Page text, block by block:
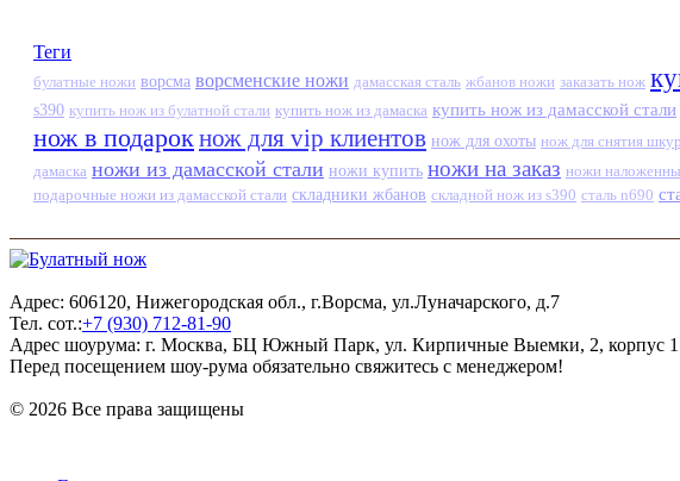
Теги
булатные ножи ворсма ворсменские ножи дамасская сталь жбанов ножи заказать нож
s390 купить нож из булатной стали купить нож из дамаска купить нож из дамасской стали
нож в подарокнож для vip клиентов нож для охоты нож для снятия
дамаска ножи из дамасской стали ножи купить ножи на заказ ножи
подарочные ножи из дамасской стали складники жбанов складной нож из s390 сталь n690
Адрес: 606120, Нижегородская обл., г.Ворсма, ул.Луначарского, д.7
Тел. сот.:+7 (930) 712-81-90
Адрес шоурума: г. Москва, БЦ Южный Парк, ул. Кирпичные Выемки, 2, корпус 1
Перед посещением шоу-рума обязательно свяжитесь с менеджером!
© 2026 Все права защищены